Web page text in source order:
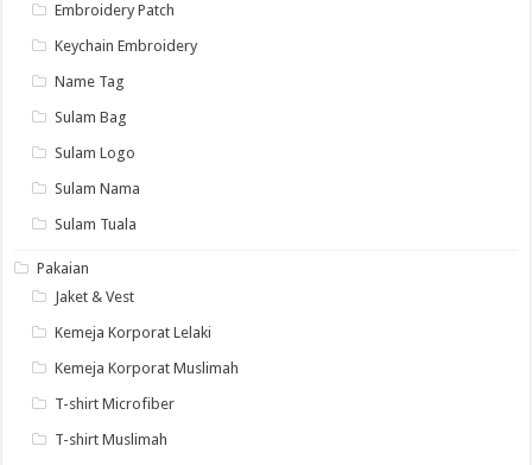
Embroidery Patch
Keychain Embroidery
Name Tag
Sulam Bag
Sulam Logo
Sulam Nama
Sulam Tuala
Pakaian
Jaket & Vest
Kemeja Korporat Lelaki
Kemeja Korporat Muslimah
T-shirt Microfiber
T-shirt Muslimah